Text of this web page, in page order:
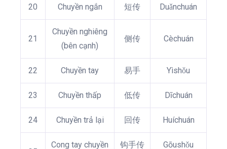
20 Chuyền ngắn 短传 Duǎnchuán
21
Chuyền nghiêng
(bên cạnh)
侧传 Cèchuán
22 Chuyền tay 易手 Yìshǒu
23 Chuyền thấp 低传 Dīchuán
24 Chuyền trả lại 回传 Huíchuán
Cong tay chuyền
钩手传
Gōushǒu